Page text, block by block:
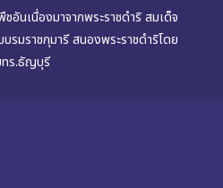
อันเนื่องมาจากพระราชดำริ สมเด็จ
รมราชกุมารี สนองพระราชดำริโดย
ร.ธัญบุรี